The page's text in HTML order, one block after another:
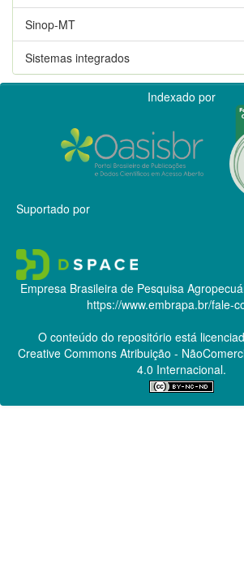
Sinop-MT
Sistemas integrados
Indexado por
Suportado por
Empresa Brasileira de Pesquisa
https://www.embrapa.br/fale-
O conteúdo do repositório está
Creative CommonsAtribuição -
4.0 Internacional.